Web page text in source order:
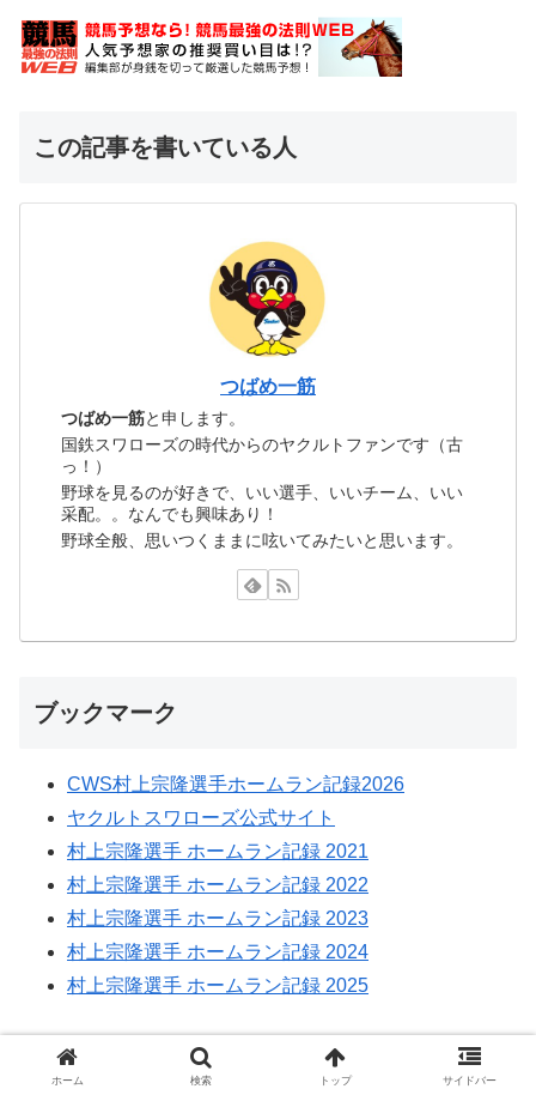
この記事を書いている人
つばめ一筋
つばめ一筋と申します。
国鉄スワローズの時代からのヤクルトファンです（古
っ！）
野球を見るのが好きで、いい選手、いいチーム、いい
采配。。なんでも興味あり！
野球全般、思いつくままに呟いてみたいと思います。
ブックマーク
CWS村上宗隆選手ホームラン記録2026
ヤクルトスワローズ公式サイト
村上宗隆選手 ホームラン記録 2021
村上宗隆選手 ホームラン記録 2022
村上宗隆選手 ホームラン記録 2023
村上宗隆選手 ホームラン記録 2024
村上宗隆選手 ホームラン記録 2025
ブログランキング
ホーム 検索 トップ サイドバー